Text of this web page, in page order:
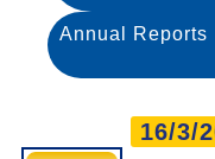
Annual Reports
16/3/